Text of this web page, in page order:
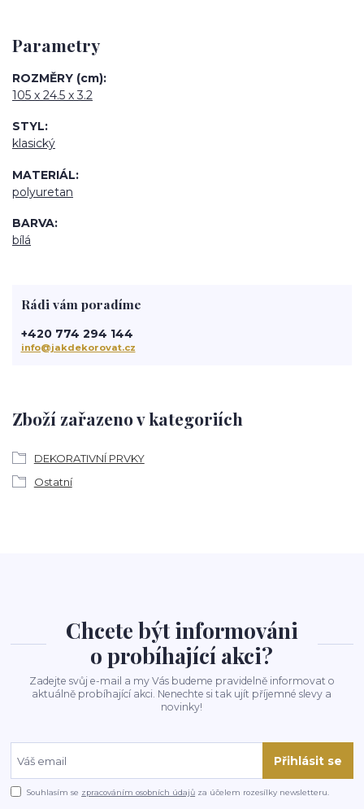
Parametry
ROZMĚRY (cm)
105 x 24.5 x 3.2
STYL
klasický
MATERIÁL
polyuretan
BARVA
bílá
Zboží zařazeno v kategoriích
DEKORATIVNÍ PRVKY
Ostatní
Rádi vám poradíme
+420 774 294 144
info@jakdekorovat.cz
Chcete být informováni
o probíhající akci?
Zadejte svůj e-mail a my Vás budeme pravidelně informovat o
aktuálně probíhající akci. Nenechte si tak ujít příjemné slevy a
novinky!
Přihlásit se
Souhlasím se zpracováním osobních údajů za účelem rozesílky newsletteru.